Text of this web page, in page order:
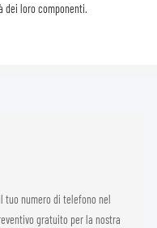
dei loro componenti.
tuo numero di telefono nel
gratuito per la nostra